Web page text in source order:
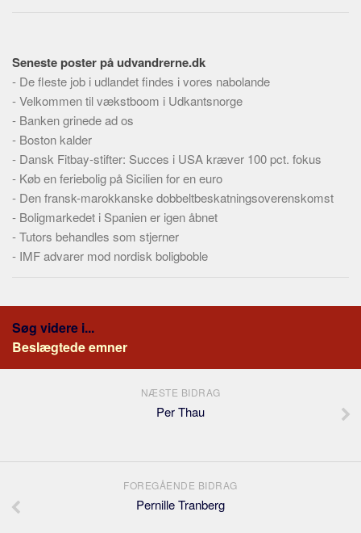
Seneste poster på udvandrerne.dk
- De fleste job i udlandet findes i vores nabolande
-Velkommen til vækstboom i Udkantsnorge
- Banken grinede ad os
- Boston kalder
- Dansk Fitbay-stifter: Succes i USA kræver 100 pct. fokus
- Køb en feriebolig på Sicilien for en euro
- Den fransk-marokkanske dobbeltbeskatningsoverenskomst
- Boligmarkedet i Spanien er igen åbnet
-Tutors behandles som stjerner
- IMF advarer mod nordisk boligboble
Søg videre i...
Beslægtede emner
NÆSTE BIDRAG
Per Thau
FOREGÅENDE BIDRAG
Pernille Tranberg